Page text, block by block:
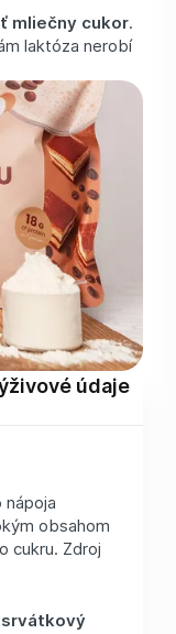
mliečny cukor.
laktóza nerobí
údaje
obsahom
cukru. Zdroj
srvátkový